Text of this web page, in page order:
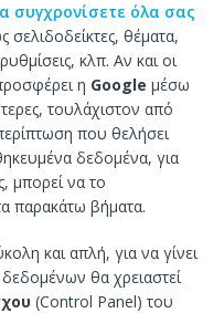
συγχρονίσετε όλα σας
σελιδοδείκτες, θέματα,
κλπ. Αν και οι
η Google μέσω
τουλάχιστον από
που θελήσει
δεδομένα, για
μπορεί να το
παρακάτω βήματα.
και απλή, για να γίνει
θα χρειαστεί
(Control Panel) του